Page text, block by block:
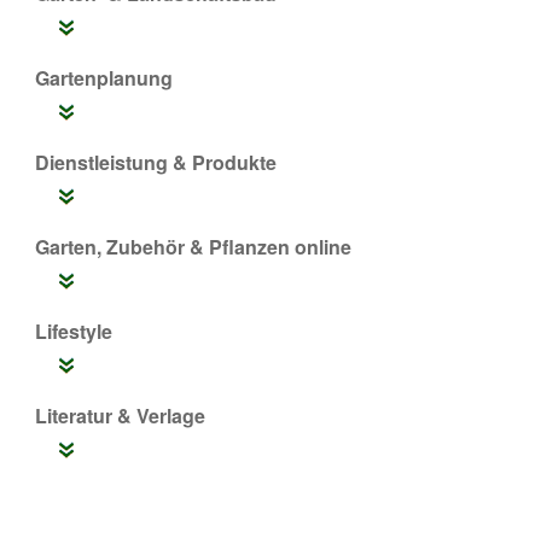
Gartenplanung
Dienstleistung & Produkte
Garten, Zubehör & Pflanzen online
Lifestyle
Literatur & Verlage